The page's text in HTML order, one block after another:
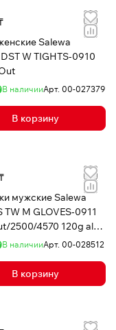
Salewa
W TIGHTS-0910
В наличииАрт. 00-027379
В корзину
мужские Salewa
TW M GLOVES-0911
2500/4570 120g alp
В наличииАрт. 00-028512
В корзину